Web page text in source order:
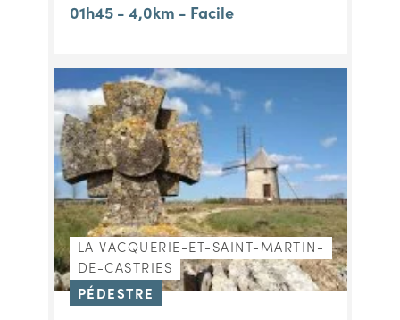
01h45 - 4,0km - Facile
LA VACQUERIE-ET-SAINT-MARTIN-
DE-CASTRIES
PÉDESTRE